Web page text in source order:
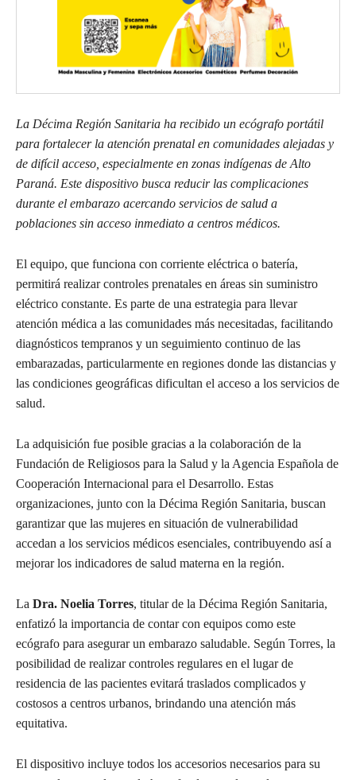
La Décima Región Sanitaria ha recibido un ecógrafo portátil
para fortalecer la atención prenatal en comunidades alejadas y
de difícil acceso, especialmente en zonas indígenas de Alto
Paraná. Este dispositivo busca reducir las complicaciones
durante el embarazo acercando servicios de salud a
poblaciones sin acceso inmediato a centros médicos.
El equipo, que funciona con corriente eléctrica o batería,
permitirá realizar controles prenatales en áreas sin suministro
eléctrico constante. Es parte de una estrategia para llevar
atención médica a las comunidades más necesitadas, facilitando
diagnósticos tempranos y un seguimiento continuo de las
embarazadas, particularmente en regiones donde las distancias y
las condiciones geográficas dificultan el acceso a los servicios de
salud.
La adquisición fue posible gracias a la colaboración de la
Fundación de Religiosos para la Salud y la Agencia Española de
Cooperación Internacional para el Desarrollo. Estas
organizaciones, junto con la Décima Región Sanitaria, buscan
garantizar que las mujeres en situación de vulnerabilidad
accedan a los servicios médicos esenciales, contribuyendo así a
mejorar los indicadores de salud materna en la región.
La Dra. Noelia Torres, titular de la Décima Región Sanitaria,
enfatizó la importancia de contar con equipos como este
ecógrafo para asegurar un embarazo saludable. Según Torres, la
posibilidad de realizar controles regulares en el lugar de
residencia de las pacientes evitará traslados complicados y
costosos a centros urbanos, brindando una atención más
equitativa.
El dispositivo incluye todos los accesorios necesarios para su